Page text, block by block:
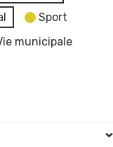
Sport
municipale